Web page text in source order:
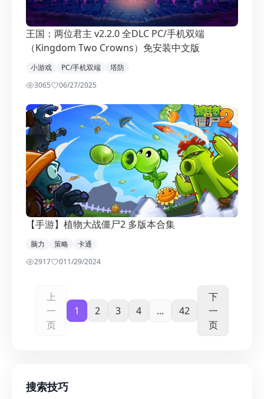
王国：两位君主 v2.2.0 全DLC PC/手机双端
（Kingdom Two Crowns）免安装中文版
小游戏 PC/手机双端
塔防
3065
06/27/2025
【手游】植物大战僵尸2 多版本合集
脑力 策略
卡通
2917
011/29/2024
上
一
页
1 2 3 4 ... 42
下
一
页
搜索技巧